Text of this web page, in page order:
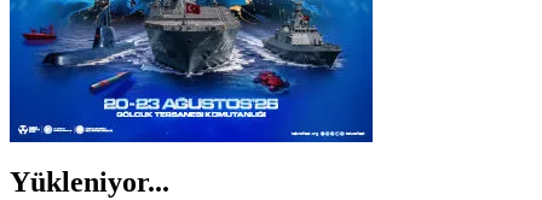
Yükleniyor...